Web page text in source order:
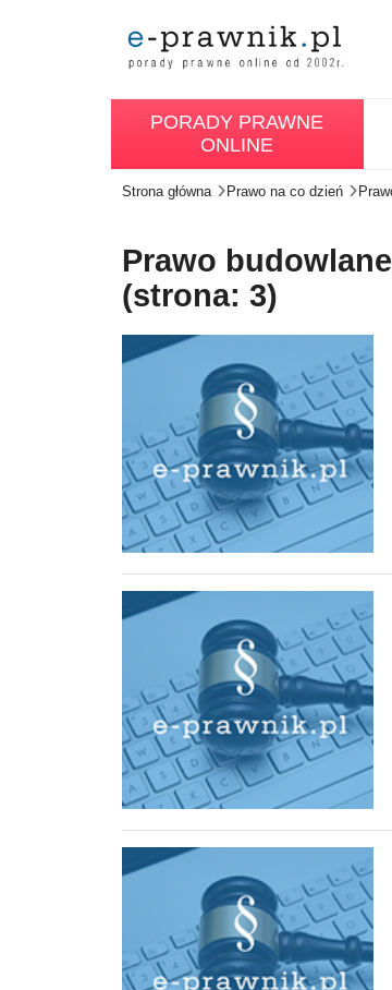
PORADY PRAWNE
ONLINE
Strona główna Prawo na co dzień
Prawo
(strona: 3)